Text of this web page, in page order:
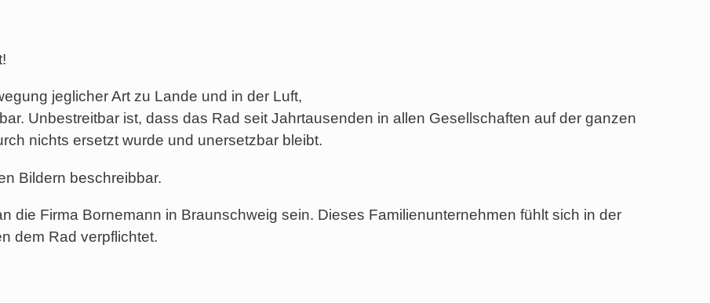
jeglicher Art zu Lande und in der Luft,
Unbestreitbar ist, dass das Rad seit Jahrtausenden in allen Gesellschaften auf der ganzen
nichts ersetzt wurde und unersetzbar bleibt.
Bildern beschreibbar.
die Firma Bornemann in Braunschweig sein. Dieses Familienunternehmen fühlt sich in der
dem Rad verpflichtet.